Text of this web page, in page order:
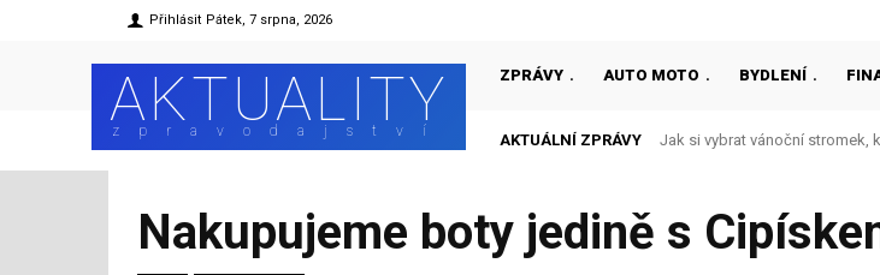
Přihlásit Pátek, 7 srpna, 2026
AKTUALITY
zpravodajství
ZPRÁVY AUTO MOTO BYDLENÍ
AKTUÁLNÍ ZPRÁVY Jak si vybrat vánoční stromek,
Školka Lovosická, Praha 9
Nakupujeme boty jedině s